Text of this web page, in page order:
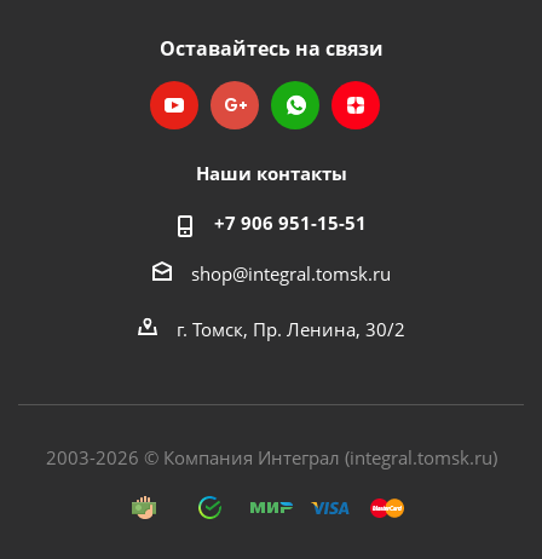
Оставайтесь на связи
Наши контакты
+7 906 951-15-51
shop@integral.tomsk.ru
г. Томск, Пр. Ленина, 30/2
2003-2026 © Компания Интеграл (integral.tomsk.ru)